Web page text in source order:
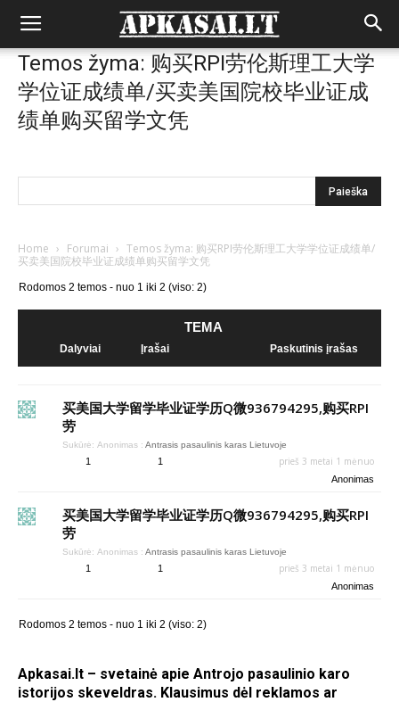
Temos žyma: 购买RPI劳伦斯理工大学
学位证成绩单/买卖美国院校毕业证成
绩单购买留学文凭
Home › Forumai › Temos žyma: 购买RPI劳伦斯理工大学学位证成绩单/
买卖美国院校毕业证成绩单购买留学文凭
Rodomos 2 temos - nuo 1 iki 2 (viso: 2)
TEMA
Dalyviai Įrašai Paskutinis įrašas
买美国大学留学毕业证学历Q微936794295,购买RPI
劳
Sukūrė: Anonimas : Antrasis pasaulinis karas Lietuvoje
1 1 prieš 3 metai 1 mėnuo
Anonimas
买美国大学留学毕业证学历Q微936794295,购买RPI
劳
Sukūrė: Anonimas : Antrasis pasaulinis karas Lietuvoje
1 1 prieš 3 metai 1 mėnuo
Anonimas
Rodomos 2 temos - nuo 1 iki 2 (viso: 2)
Apkasai.lt – svetainė apie Antrojo pasaulinio karo
istorijos skeveldras. Klausimus dėl reklamos ar